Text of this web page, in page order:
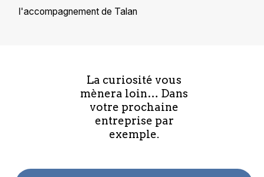
l'accompagnement de Talan
La curiosité vous
mènera loin… Dans
votre prochaine
entreprise par
exemple.